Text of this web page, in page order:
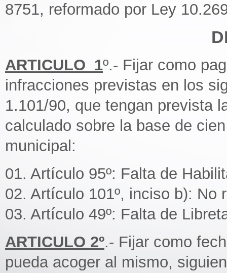
8751, reformado por Ley
ARTICULO_1º.- Fijar como
infracciones previstas en los
1.101/90, que tengan prevista
calculado sobre la base de
municipal:
01. Artículo 95º: Falta de
02. Artículo 101º, inciso b): No
03. Artículo 49º: Falta de
ARTICULO 2º.- Fijar como
pueda acoger al mismo,